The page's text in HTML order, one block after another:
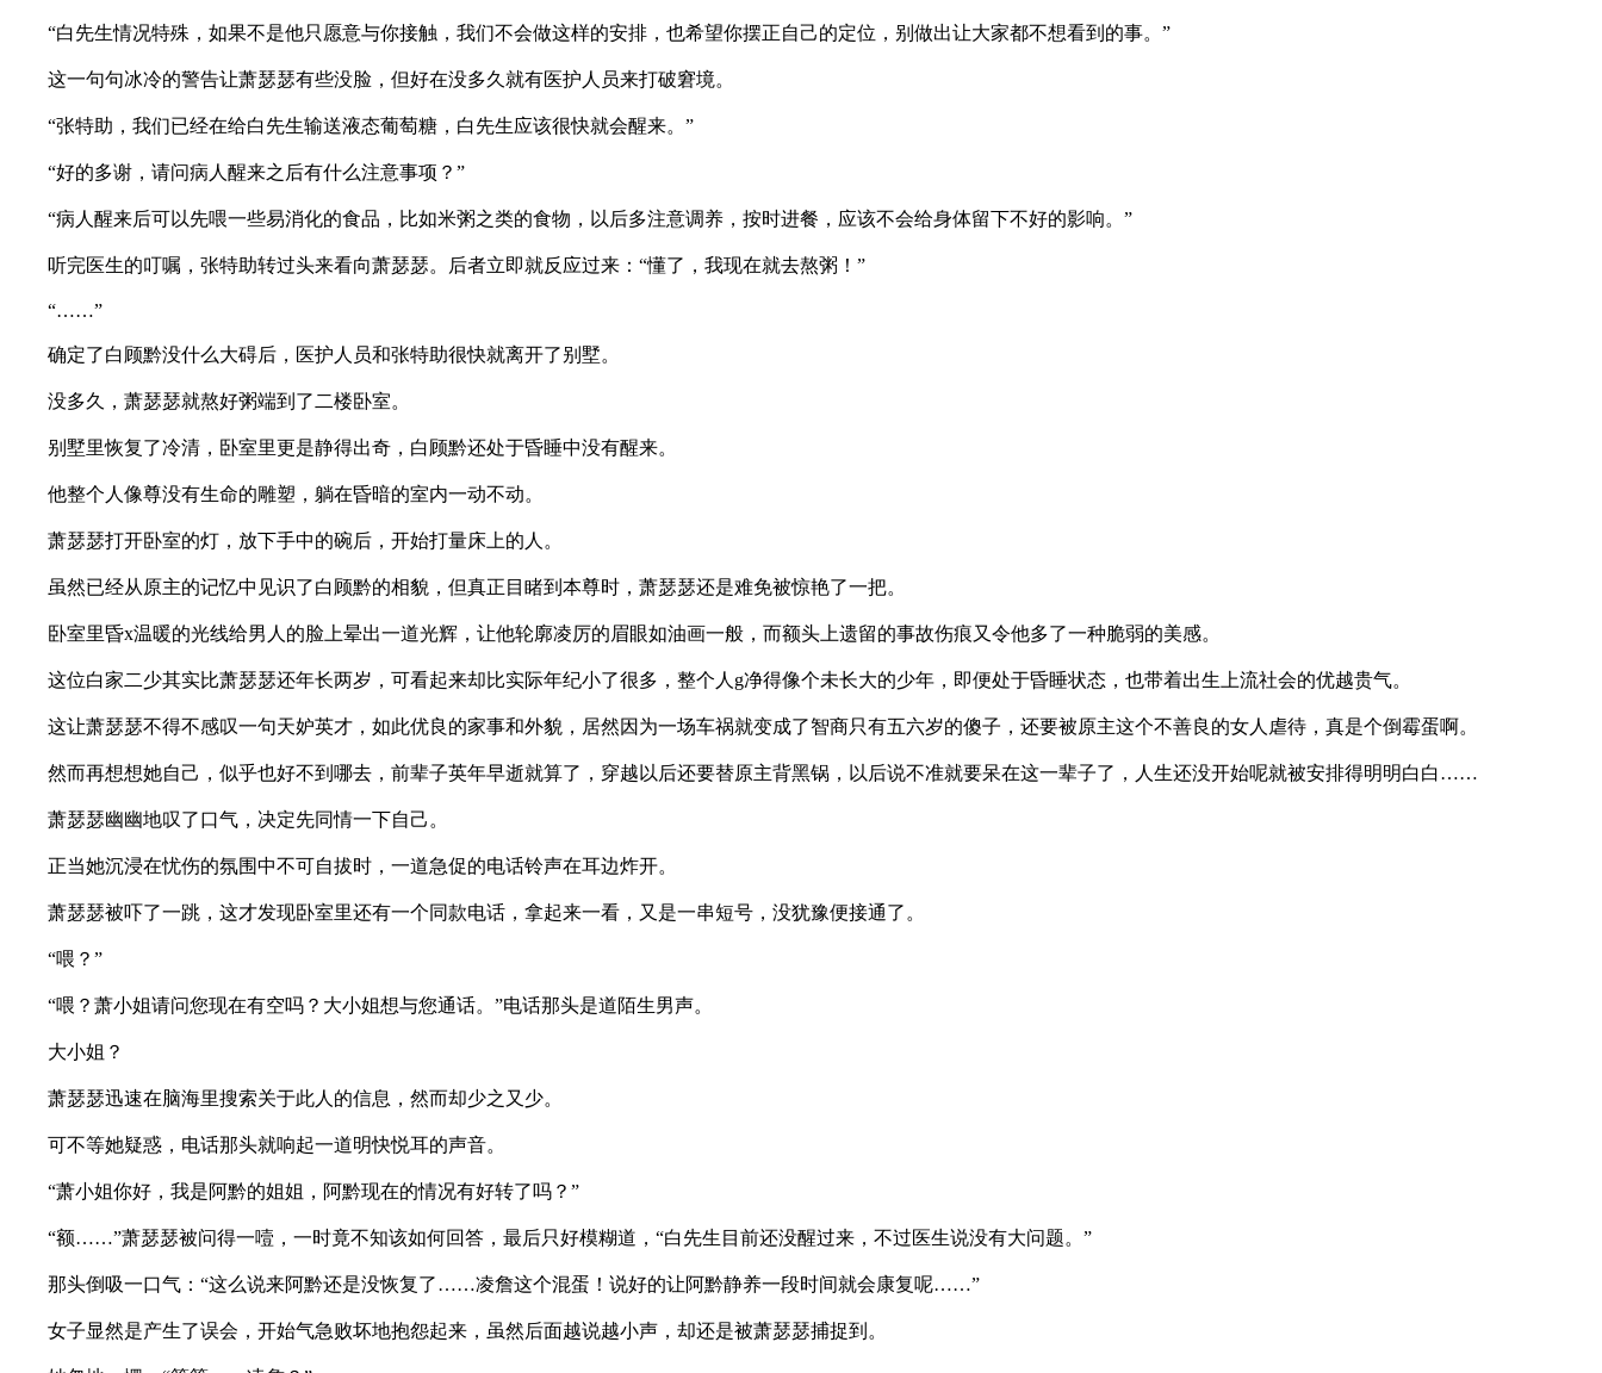
“白先生情况特殊，如果不是他只愿意与你接触，我们不会做这样的安排，也希望你摆正自己的定位，别做出让大家都不想看到的事。”
这一句句冰冷的警告让萧瑟瑟有些没脸，但好在没多久就有医护人员来打破窘境。
“张特助，我们已经在给白先生输送液态葡萄糖，白先生应该很快就会醒来。”
“好的多谢，请问病人醒来之后有什么注意事项？”
“病人醒来后可以先喂一些易消化的食品，比如米粥之类的食物，以后多注意调养，按时进餐，应该不会给身体留下不好的影响。”
听完医生的叮嘱，张特助转过头来看向萧瑟瑟。后者立即就反应过来：“懂了，我现在就去熬粥！”
“……”
确定了白顾黔没什么大碍后，医护人员和张特助很快就离开了别墅。
没多久，萧瑟瑟就熬好粥端到了二楼卧室。
别墅里恢复了冷清，卧室里更是静得出奇，白顾黔还处于昏睡中没有醒来。
他整个人像尊没有生命的雕塑，躺在昏暗的室内一动不动。
萧瑟瑟打开卧室的灯，放下手中的碗后，开始打量床上的人。
虽然已经从原主的记忆中见识了白顾黔的相貌，但真正目睹到本尊时，萧瑟瑟还是难免被惊艳了一把。
卧室里昏x温暖的光线给男人的脸上晕出一道光辉，让他轮廓凌厉的眉眼如油画一般，而额头上遗留的事故伤痕又令他多了一种脆弱的美感。
这位白家二少其实比萧瑟瑟还年长两岁，可看起来却比实际年纪小了很多，整个人g净得像个未长大的少年，即便处于昏睡状态，也带着出生上流社会的优越贵气。
这让萧瑟瑟不得不感叹一句天妒英才，如此优良的家事和外貌，居然因为一场车祸就变成了智商只有五六岁的傻子，还要被原主这个不善良的女人虐待，真是个倒霉蛋啊。
然而再想想她自己，似乎也好不到哪去，前辈子英年早逝就算了，穿越以后还要替原主背黑锅，以后说不准就要呆在这一辈子了，人生还没开始呢就被安排得明明白白……
萧瑟瑟幽幽地叹了口气，决定先同情一下自己。
正当她沉浸在忧伤的氛围中不可自拔时，一道急促的电话铃声在耳边炸开。
萧瑟瑟被吓了一跳，这才发现卧室里还有一个同款电话，拿起来一看，又是一串短号，没犹豫便接通了。
“喂？”
“喂？萧小姐请问您现在有空吗？大小姐想与您通话。”电话那头是道陌生男声。
大小姐？
萧瑟瑟迅速在脑海里搜索关于此人的信息，然而却少之又少。
可不等她疑惑，电话那头就响起一道明快悦耳的声音。
“萧小姐你好，我是阿黔的姐姐，阿黔现在的情况有好转了吗？”
“额……”萧瑟瑟被问得一噎，一时竟不知该如何回答，最后只好模糊道，“白先生目前还没醒过来，不过医生说没有大问题。”
那头倒吸一口气：“这么说来阿黔还是没恢复了……凌詹这个混蛋！说好的让阿黔静养一段时间就会康复呢……”
女子显然是产生了误会，开始气急败坏地抱怨起来，虽然后面越说越小声，却还是被萧瑟瑟捕捉到。